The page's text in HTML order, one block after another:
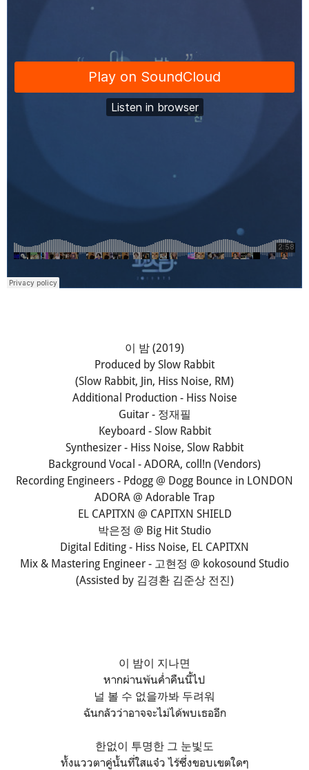
이 밤 (2019)
Produced by Slow Rabbit
(Slow Rabbit, Jin, Hiss Noise, RM)
Additional Production - Hiss Noise
Guitar - 정재필
Keyboard - Slow Rabbit
Synthesizer - Hiss Noise, Slow Rabbit
Background Vocal - ADORA, coll!n (Vendors)
Recording Engineers - Pdogg @ Dogg Bounce in LONDON
ADORA @ Adorable Trap
EL CAPITXN @ CAPITXN SHIELD
박은정 @ Big Hit Studio
Digital Editing - Hiss Noise, EL CAPITXN
Mix & Mastering Engineer - 고현정 @ kokosound Studio
(Assisted by 김경환 김준상 전진)
이 밤이 지나면
หากผ่านพ้นค่ำคืนนี้ไป
널 볼 수 없을까봐 두려워
ฉันกลัวว่าอาจจะไม่ได้พบเธออีก
한없이 투명한 그 눈빛도
ทั้งแววตาคู่นั้นที่ใสแจ๋ว ไร้ซึ่งขอบเขตใดๆ